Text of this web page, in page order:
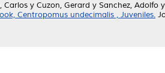
Carlos y Cuzon, Gerard y Sanchez, Adolfo
Centropomus undecimalis , Juveniles.